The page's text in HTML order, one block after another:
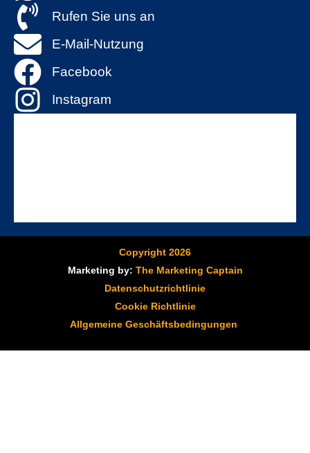
Rufen Sie uns an
E-Mail-Nutzung
Facebook
Instagram
Copyright 2026
Marketing by: The Marketing Captain
Datenschutzrichtlinie
Cookie Richtlinie
Allgemeine Geschäftsbedingungen